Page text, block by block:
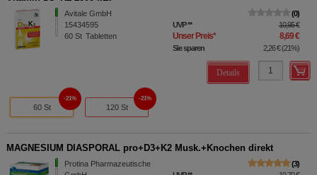
Avitale GmbH
15434595
60 St Tabletten
0
UVP** 10,95 €
Unser Preis* 8,69 €
Sie sparen 2,26 €(21%)
Details
60 St
21%
120 St
21%
MAGNESIUM DIASPORAL pro+D3+K2 Musk.+Knochen direkt
Protina Pharmazeutische
3